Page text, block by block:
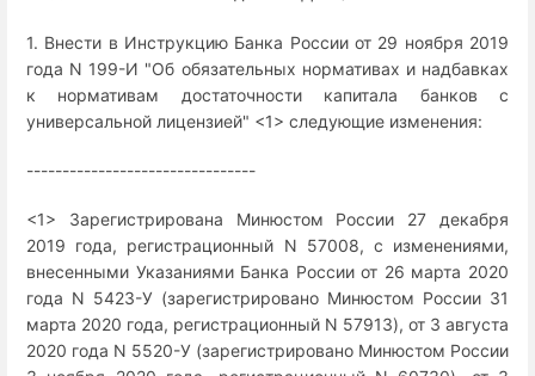
1. Внести в Инструкцию Банка России от 29 ноября 2019
года N 199-И "Об обязательных нормативах и надбавках
к нормативам достаточности капитала банков с
универсальной лицензией" <1> следующие изменения:
--------------------------------
<1> Зарегистрирована Минюстом России 27 декабря
2019 года, регистрационный N 57008, с изменениями,
внесенными Указаниями Банка России от 26 марта 2020
года N 5423-У (зарегистрировано Минюстом России 31
марта 2020 года, регистрационный N 57913), от 3 августа
2020 года N 5520-У (зарегистрировано Минюстом России